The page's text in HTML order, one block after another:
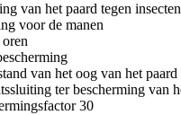
van het paard tegen insecten
voor de manen
oren
van het oog van het paard
ter bescherming van
30